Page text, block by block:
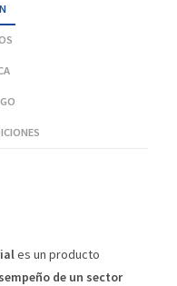
es un producto
de un sector